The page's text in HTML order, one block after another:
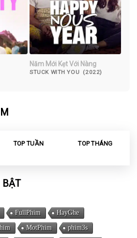
Năm Mới Kẹt Với Nàng
STUCK WITH YOU (2022)
TOP TUẦN TOP THÁNG
BẬT
FullPhim HayGhe
MotPhim phim3s